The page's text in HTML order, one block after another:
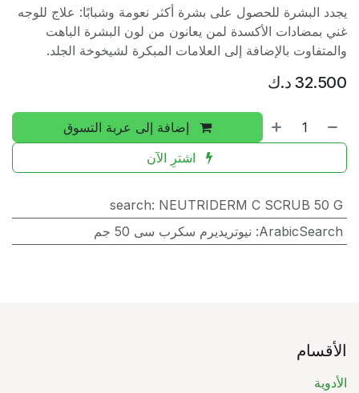
يجدد البشرة للحصول على بشرة أكثر نعومة وشبابًا: علاج للوجه
غني بمضادات الأكسدة لمن يعانون من لون البشرة الباهت
والمتفاوت بالإضافة إلى العلامات المبكرة لشيخوخة الجلد.
32.500 د.ك
إضافة إلى عربة التسوق
اشترِ الآن
search: NEUTRIDERM C SCRUB 50 G
ArabicSearch
: نيوتريديرم سكرب سى 50 جم
الأقسام
الأدوية